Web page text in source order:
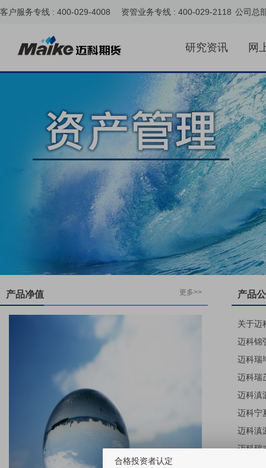
客户服务专线 : 400-029-4008 资管业务专线 : 400-029-2118 公司总
研究资讯 网
更多>>
产品净值 产品
合格投资者认定